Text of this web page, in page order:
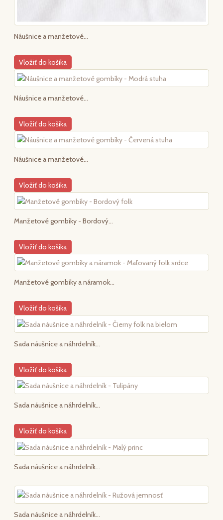
Náušnice a manžetové...
Vložiť do košíka
Náušnice a manžetové...
Vložiť do košíka
Náušnice a manžetové...
Vložiť do košíka
Manžetové gombíky - Bordový...
Vložiť do košíka
Manžetové gombíky a náramok...
Vložiť do košíka
Sada náušnice a náhrdelník...
Vložiť do košíka
Sada náušnice a náhrdelník...
Vložiť do košíka
Sada náušnice a náhrdelník...
Sada náušnice a náhrdelník...